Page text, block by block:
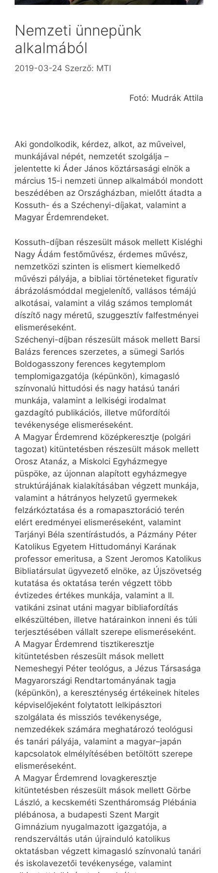
Nemzeti ünnepünk
alkalmából
2019-03-24 Szerző: MTI
Fotó: Mudrák Attila
Aki gondolkodik, kérdez, alkot, az műveivel,
munkájával népét, nemzetét szolgálja –
jelentette ki Áder János köztársasági elnök a
március 15-i nemzeti ünnep alkalmából mondott
beszédében az Országházban, mielőtt átadta a
Kossuth- és a Széchenyi-díjakat, valamint a
Magyar Érdemrendeket.
Kossuth-díjban részesült mások mellett Kisléghi
Nagy Ádám festőművész, érdemes művész,
nemzetközi szinten is elismert kiemelkedő
művészi pályája, a bibliai történeteket figuratív
ábrázolásmóddal megjelenítő, vallásos témájú
alkotásai, valamint a világ számos templomát
díszítő nagy méretű, szuggesztív falfestményei
elismeréseként.
Széchenyi-díjban részesült mások mellett Barsi
Balázs ferences szerzetes, a sümegi Sarlós
Boldogasszony ferences kegytemplom
templomigazgatója (képünkön), kimagasló
színvonalú hittudósi és nagy hatású tanári
munkája, valamint a lelkiségi irodalmat
gazdagító publikációs, illetve műfordítói
tevékenysége elismeréseként.
A Magyar Érdemrend középkeresztje (polgári
tagozat) kitüntetésben részesült mások mellett
Orosz Atanáz, a Miskolci Egyházmegye
püspöke, az újonnan alapított egyházmegye
struktúrájának kialakításában végzett munkája,
valamint a hátrányos helyzetű gyermekek
felzárkóztatása és a romapasztoráció terén
elért eredményei elismeréseként, valamint
Tarjányi Béla szentírástudós, a Pázmány Péter
Katolikus Egyetem Hittudományi Karának
professor emeritusa, a Szent Jeromos Katolikus
Bibliatársulat ügyvezető elnöke, az Újszövetség
kutatása és oktatása terén végzett több
évtizedes értékes munkája, valamint a II.
vatikáni zsinat utáni magyar bibliafordítás
elkészültében, illetve határainkon inneni és túli
terjesztésében vállalt szerepe elismeréseként.
A Magyar Érdemrend tisztikeresztje
kitüntetésben részesült mások mellett
Nemeshegyi Péter teológus, a Jézus Társasága
Magyarországi Rendtartományának tagja
(képünkön), a kereszténység értékeinek hiteles
képviselőjeként folytatott lelkipásztori
szolgálata és missziós tevékenysége,
nemzedékek számára meghatározó teológusi
és tanári pályája, valamint a magyar–japán
kapcsolatok elmélyítésében betöltött szerepe
elismeréseként.
A Magyar Érdemrend lovagkeresztje
kitüntetésben részesült mások mellett Görbe
László, a kecskeméti Szentháromság Plébánia
plébánosa, a budapesti Szent Margit
Gimnázium nyugalmazott igazgatója, a
rendszerváltás után újrainduló katolikus
oktatásban végzett kimagasló színvonalú tanári
és iskolavezetői tevékenysége, valamint